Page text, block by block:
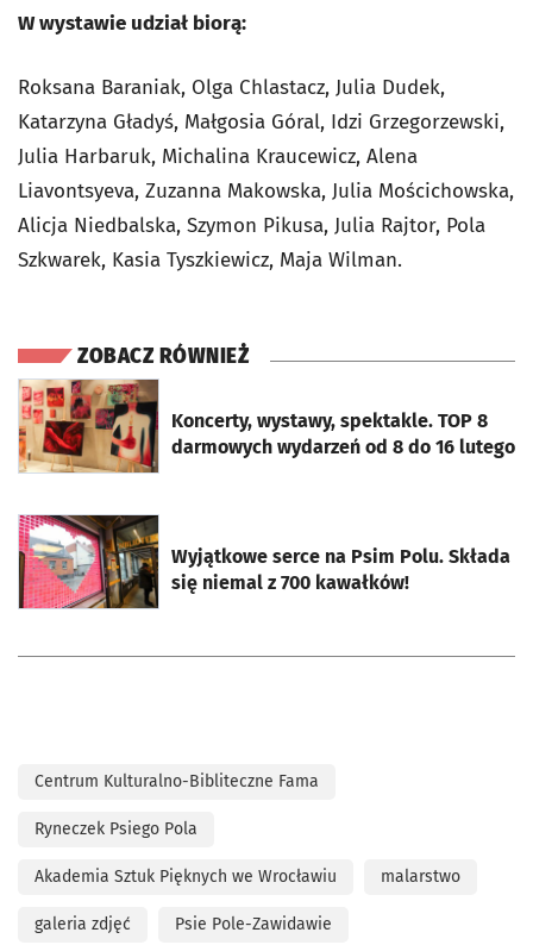
W wystawie udział biorą:
Roksana Baraniak, Olga Chlastacz, Julia Dudek,
Katarzyna Gładyś, Małgosia Góral, Idzi Grzegorzewski,
Julia Harbaruk, Michalina Kraucewicz, Alena
Liavontsyeva, Zuzanna Makowska, Julia Mościchowska,
Alicja Niedbalska, Szymon Pikusa, Julia Rajtor, Pola
Szkwarek, Kasia Tyszkiewicz, Maja Wilman.
ZOBACZ RÓWNIEŻ
Koncerty, wystawy, spektakle. TOP 8
darmowych wydarzeń od 8 do 16 lutego
otworzy się w nowej karcie
Wyjątkowe serce na Psim Polu. Składa
się niemal z 700 kawałków!
otworzy się w nowej karcie
Centrum Kulturalno-Bibliteczne Fama
Ryneczek Psiego Pola
Akademia Sztuk Pięknych we Wrocławiu malarstwo
galeria zdjęć Psie Pole-Zawidawie